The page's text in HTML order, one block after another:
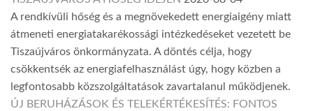
A rendkívüli hőség és a megnövekedett energiaigény miatt
átmeneti energiatakarékossági intézkedéseket vezetett be
Tiszaújváros önkormányzata. A döntés célja, hogy
csökkentsék az energiafelhasználást úgy, hogy közben a
legfontosabb közszolgáltatások zavartalanul működjenek.
ÚJ BERUHÁZÁSOK ÉS TELEKÉRTÉKESÍTÉS: FONTOS